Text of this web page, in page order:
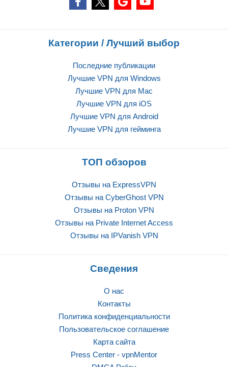
Категории / Лучший выбор
Последние публикации
Лучшие VPN для Windows
Лучшие VPN для Mac
Лучшие VPN для iOS
Лучшие VPN для Android
Лучшие VPN для гейминга
ТОП обзоров
Отзывы на ExpressVPN
Отзывы на CyberGhost VPN
Отзывы на Proton VPN
Отзывы на Private Internet Access
Отзывы на IPVanish VPN
Сведения
О нас
Контакты
Политика конфиденциальности
Пользовательское соглашение
Карта сайта
Press Center - vpnMentor